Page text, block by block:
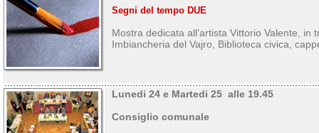
Segni del tempo DUE
Mostra dedicata all'artista Vittorio Valente, in
Imbiancheria del Vajro, Biblioteca civica,
Lunedi 24 e Martedi 25 alle 19.45
Consiglio comunale